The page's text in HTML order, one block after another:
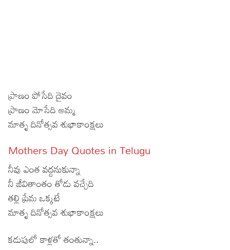
ప్రాణం పోసేది దైవం
ప్రాణం మోసేది అమ్మ
మాతృ దినోత్సవ శుభాకాంక్షలు
Mothers Day Quotes in Telugu
నీవు ఎంత వద్దనుకున్నా
నీ జీవితాంతం తోడు వచ్చేది
తల్లి ప్రేమ ఒక్కటే
మాతృ దినోత్సవ శుభాకాంక్షలు
కడుపులో కాళ్లతో తంతున్నా..